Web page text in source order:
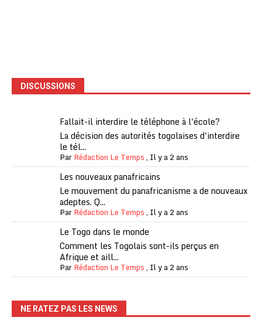
DISCUSSIONS
Fallait-il interdire le téléphone à l'école?
La décision des autorités togolaises d'interdire
le tél...
ParRédaction Le Temps, Il y a 2 ans
Les nouveaux panafricains
Le mouvement du panafricanisme a de nouveaux
adeptes. Q...
ParRédaction Le Temps, Il y a 2 ans
Le Togo dans le monde
Comment les Togolais sont-ils perçus en
Afrique et aill...
ParRédaction Le Temps, Il y a 2 ans
NE RATEZ PAS LES NEWS